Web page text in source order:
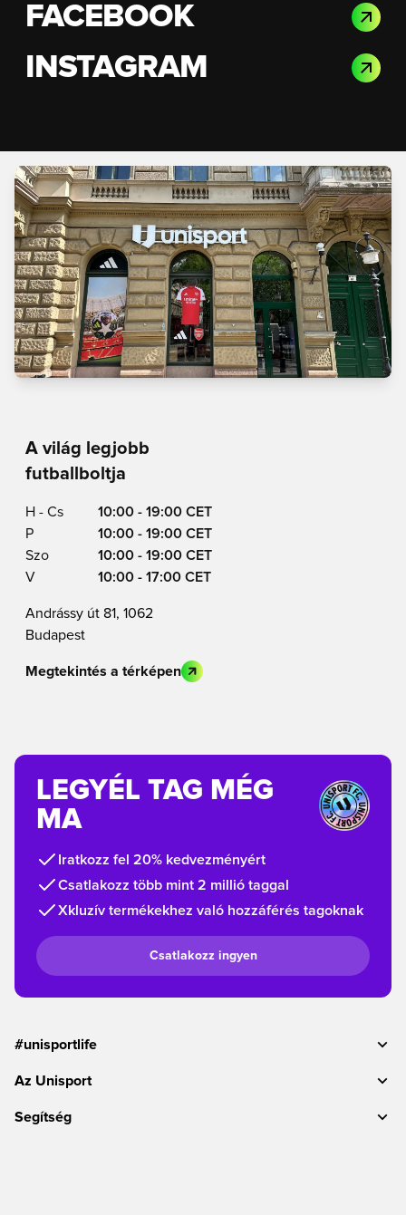
FACEBOOK
INSTAGRAM
A világ legjobb
futballboltja
H - Cs
10:00 - 19:00 CET
P
10:00 - 19:00 CET
Szo
10:00 - 19:00 CET
V
10:00 - 17:00 CET
Andrássy út 81, 1062
Budapest
Megtekintés a térképen
LEGYÉL TAG MÉG
MA
Iratkozz fel 20% kedvezményért
Csatlakozz több mint 2 millió taggal
Xkluzív termékekhez való hozzáférés tagoknak
Csatlakozz ingyen
#unisportlife
Az Unisport
Segítség